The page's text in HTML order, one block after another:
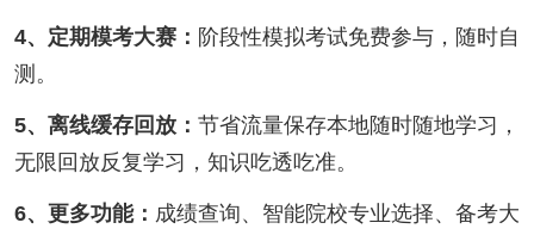
4、定期模考大赛： 阶段性模拟考试免费参与，随时自
测。
5、离线缓存回放： 节省流量保存本地随时随地学习，
无限回放反复学习，知识吃透吃准。
6、更多功能： 成绩查询、智能院校专业选择、备考大